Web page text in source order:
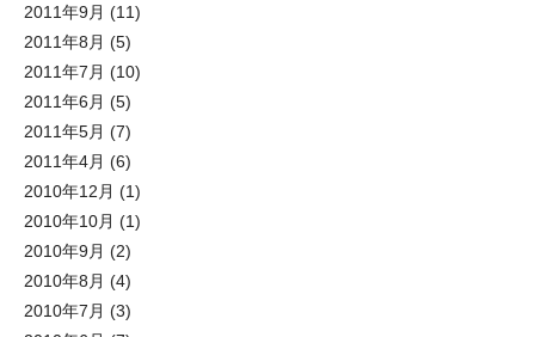
2011年9月 (11)
2011年8月 (5)
2011年7月 (10)
2011年6月 (5)
2011年5月 (7)
2011年4月 (6)
2010年12月 (1)
2010年10月 (1)
2010年9月 (2)
2010年8月 (4)
2010年7月 (3)